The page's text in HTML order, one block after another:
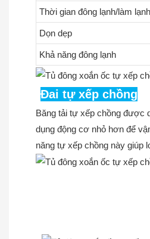
Thời gian đông lạnh/làm lạnh
Dọn dẹp
Khả năng đông lạnh
Đai tự xếp chồng
Băng tải tự xếp chồng được
dụng động cơ nhỏ hơn để
năng tự xếp chồng này giúp